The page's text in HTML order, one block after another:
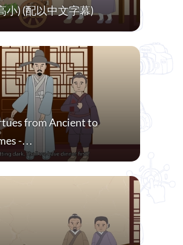
小) (配以中文字幕)
from Ancient to
-…